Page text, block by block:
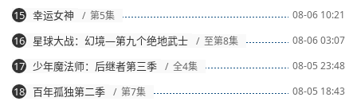
08-06 10:21
15 幸运女神
/ 第5集
08-06 03:07
16 星球大战：幻境—第九个绝地武士 / 至第8集
08-05 23:48
17 少年魔法师：后继者第三季 / 全4集
08-05 18:43
18 百年孤独第二季 / 第7集